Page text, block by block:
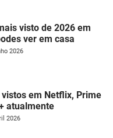
visto de 2026 em
ver em casa
2026
em Netflix, Prime
atualmente
2026